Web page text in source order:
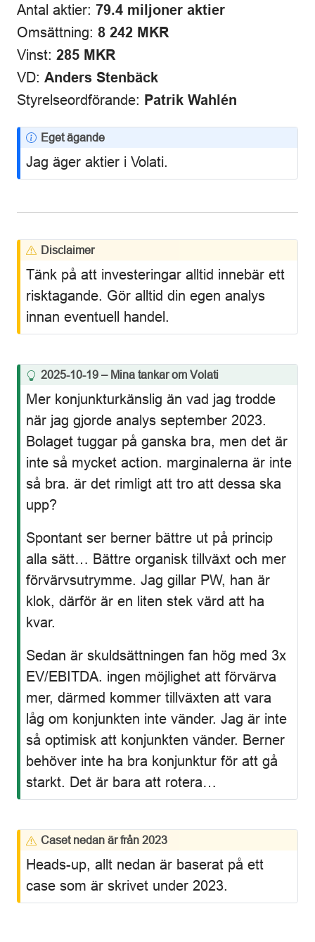
Antal aktier: 79.4 miljoner aktier
Omsättning: 8 242 MKR
Vinst: 285 MKR
VD: Anders Stenbäck
Styrelseordförande: Patrik Wahlén
N
t
Eget ägande
Jag äger aktier i Volati.
W
r
n
i
n
Disclaimer
Tänk på att investeringar alltid innebär ett
risktagande. Gör alltid din egen analys
innan eventuell handel.
T
p
2025-10-19 – Mina tankar om Volati
Mer konjunkturkänslig än vad jag trodde
när jag gjorde analys september 2023.
Bolaget tuggar på ganska bra, men det är
inte så mycket action. marginalerna är inte
så bra. är det rimligt att tro att dessa ska
upp?
Spontant ser berner bättre ut på princip
alla sätt… Bättre organisk tillväxt och mer
förvärvsutrymme. Jag gillar PW, han är
klok, därför är en liten stek värd att ha
kvar.
Sedan är skuldsättningen fan hög med 3x
EV/EBITDA. ingen möjlighet att förvärva
mer, därmed kommer tillväxten att vara
låg om konjunkten inte vänder. Jag är inte
så optimisk att konjunkten vänder. Berner
behöver inte ha bra konjunktur för att gå
starkt. Det är bara att rotera…
W
r
n
i
Caset nedan är från 2023
Heads-up, allt nedan är baserat på ett
case som är skrivet under 2023.